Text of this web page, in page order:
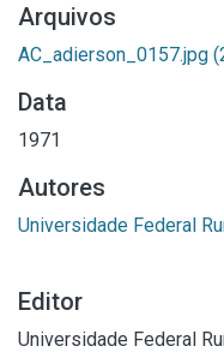
Arquivos
AC_adierson_0157.jpg
Data
1971
Autores
Universidade Federal
Editor
Universidade Federal